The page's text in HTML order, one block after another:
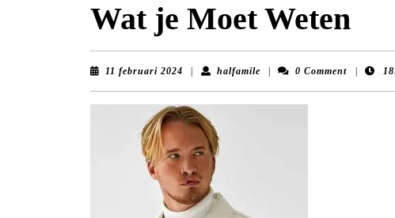
Wat je Moet Weten
11 februari 2024 11
halfamilehalfamile0 Comment